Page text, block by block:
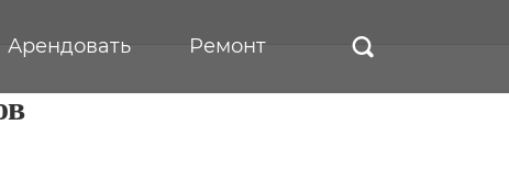
Арендовать Ремонт 